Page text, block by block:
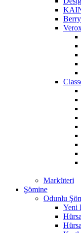
Marküteri
Şömine
Odunlu
Yeni